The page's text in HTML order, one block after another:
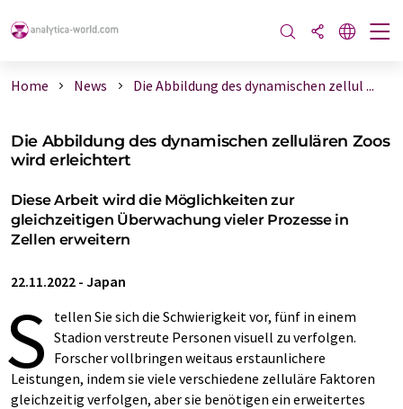
Home News Die Abbildung des dynamischen zellul ...
Die Abbildung des dynamischen zellulären Zoos
wird erleichtert
Diese Arbeit wird die Möglichkeiten zur
gleichzeitigen Überwachung vieler Prozesse in
Zellen erweitern
22.11.2022 - Japan
S tellen Sie sich die Schwierigkeit vor, fünf in einem
Stadion verstreute Personen visuell zu verfolgen.
Forscher vollbringen weitaus erstaunlichere
Leistungen, indem sie viele verschiedene zelluläre Faktoren
gleichzeitig verfolgen, aber sie benötigen ein erweitertes